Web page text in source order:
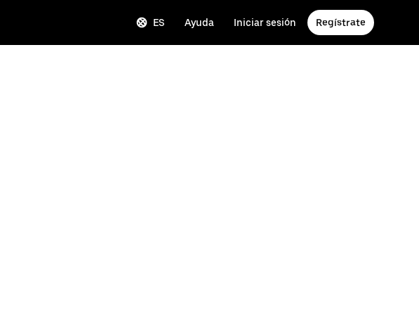
ES Ayuda Iniciar sesión Regístrate